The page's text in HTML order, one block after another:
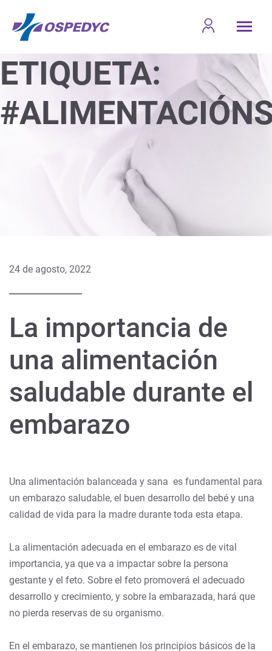
ETIQUETA:
24 de agosto, 2022
La importancia de
una alimentación
saludable durante el
embarazo
Una alimentación balanceada y sana es fundamental para
un embarazo saludable, el buen desarrollo del bebé y una
calidad de vida para la madre durante toda esta etapa.
La alimentación adecuada en el embarazo es de vital
importancia, ya que va a impactar sobre la persona
gestante y el feto. Sobre el feto promoverá el adecuado
desarrollo y crecimiento, y sobre la embarazada, hará que
no pierda reservas de su organismo.
En el embarazo, se mantienen los principios básicos de la